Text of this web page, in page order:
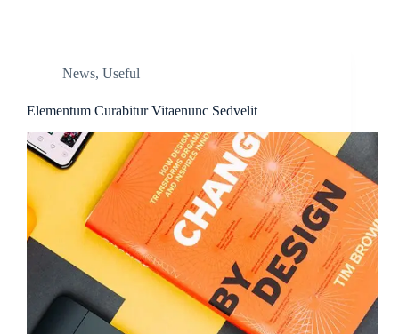
News, Useful
Elementum Curabitur Vitaenunc Sedvelit